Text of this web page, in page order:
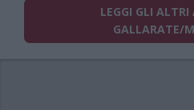
LEGGI GLI ALTRI
GALLARATE/